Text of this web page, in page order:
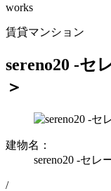
works
賃貸マンション
sereno20 -セ
＞
建物名：
sereno20 -セレ
/